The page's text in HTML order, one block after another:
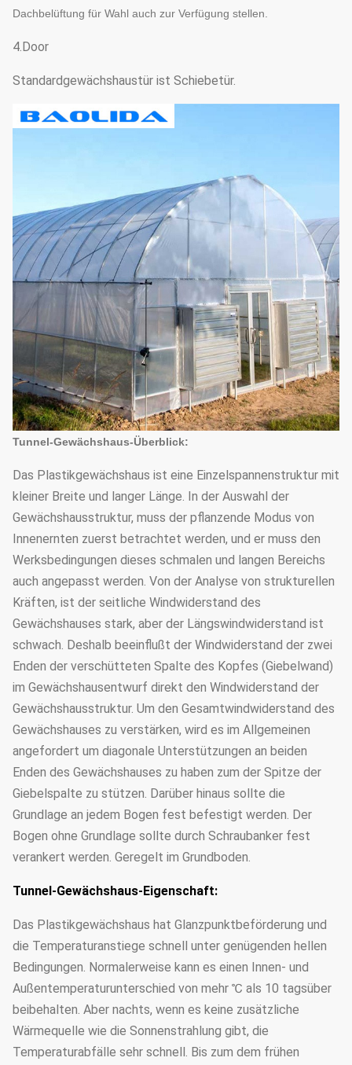
Dachbelüftung für Wahl auch zur Verfügung stellen.
4.Door
Standardgewächshaustür ist Schiebetür.
Tunnel-Gewächshaus-Überblick:
Das Plastikgewächshaus ist eine Einzelspannenstruktur mit
kleiner Breite und langer Länge. In der Auswahl der
Gewächshausstruktur, muss der pflanzende Modus von
Innenernten zuerst betrachtet werden, und er muss den
Werksbedingungen dieses schmalen und langen Bereichs
auch angepasst werden. Von der Analyse von strukturellen
Kräften, ist der seitliche Windwiderstand des
Gewächshauses stark, aber der Längswindwiderstand ist
schwach. Deshalb beeinflußt der Windwiderstand der zwei
Enden der verschütteten Spalte des Kopfes (Giebelwand)
im Gewächshausentwurf direkt den Windwiderstand der
Gewächshausstruktur. Um den Gesamtwindwiderstand des
Gewächshauses zu verstärken, wird es im Allgemeinen
angefordert um diagonale Unterstützungen an beiden
Enden des Gewächshauses zu haben zum der Spitze der
Giebelspalte zu stützen. Darüber hinaus sollte die
Grundlage an jedem Bogen fest befestigt werden. Der
Bogen ohne Grundlage sollte durch Schraubanker fest
verankert werden. Geregelt im Grundboden.
Tunnel-Gewächshaus-Eigenschaft:
Das Plastikgewächshaus hat Glanzpunktbeförderung und
die Temperaturanstiege schnell unter genügenden hellen
Bedingungen. Normalerweise kann es einen Innen- und
Außentemperaturunterschied von mehr ℃ als 10 tagsüber
beibehalten. Aber nachts, wenn es keine zusätzliche
Wärmequelle wie die Sonnenstrahlung gibt, die
Temperaturabfälle sehr schnell. Bis zum dem frühen